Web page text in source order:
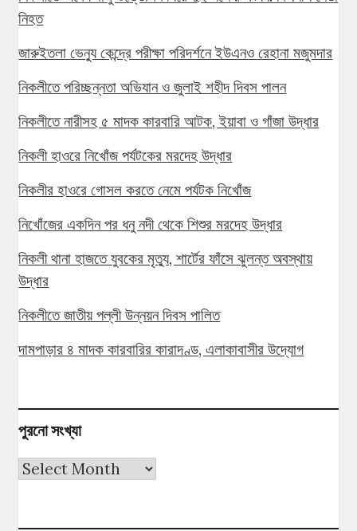
নিহত
জারুইতলা ভেন্যু কেন্দ্রে পরীক্ষা পরিদর্শনে ইউএনও রেহানা মজুমদার
নিকলীতে পরিচ্ছন্নতা অভিযান ও জুলাই শহীদ দিবস পালন
নিকলীতে নারীসহ ৫ মাদক কারবারি আটক, ইয়াবা ও গাঁজা উদ্ধার
নিকলী হাওরে নিখোঁজ পর্যটকের মরদেহ উদ্ধার
নিকলীর হাওরে গোসল করতে নেমে পর্যটক নিখোঁজ
নিখোঁজের একদিন পর ধনু নদী থেকে শিশুর মরদেহ উদ্ধার
নিকলী থানা হাজতে যুবকের মৃত্যু, শার্টের ফাঁসে ঝুলন্ত অবস্থায়
উদ্ধার
নিকলীতে জাতীয় পল্লী উন্নয়ন দিবস পালিত
দামপাড়ার ৪ মাদক কারবারির কারাদণ্ড, এলাকাবাসীর উদ্যোগ
পুরনো সংখ্যা
পুরনো